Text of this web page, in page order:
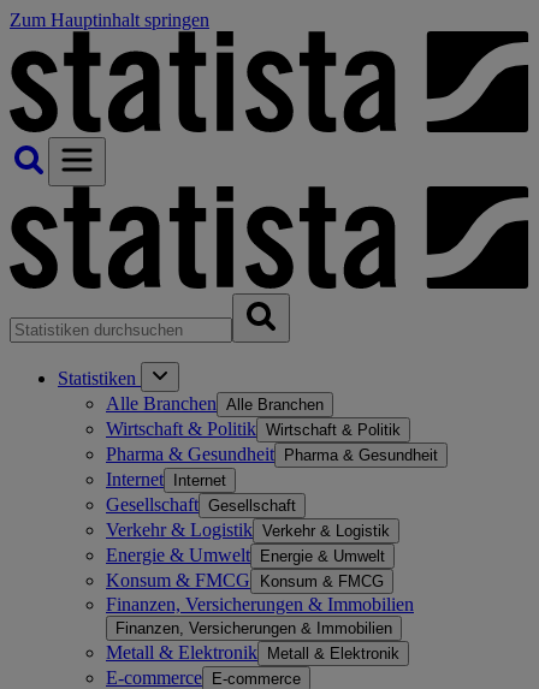
Zum Hauptinhalt springen
Statistiken
Alle Branchen Alle Branchen
Wirtschaft & Politik Wirtschaft & Politik
Pharma & Gesundheit Pharma & Gesundheit
Internet Internet
Gesellschaft Gesellschaft
Verkehr & Logistik Verkehr & Logistik
Energie & Umwelt Energie & Umwelt
Konsum & FMCG Konsum & FMCG
Finanzen, Versicherungen & Immobilien
Finanzen, Versicherungen & Immobilien
Metall & Elektronik Metall & Elektronik
E-commerce E-commerce